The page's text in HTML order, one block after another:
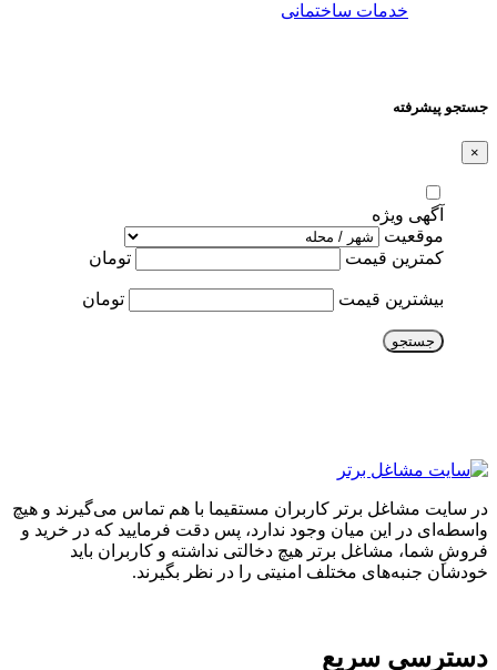
خدمات ساختمانی
جستجو پیشرفته
×
آگهی ویژه
موقعیت
کمترین قیمت
تومان
بیشترین قیمت تومان
جستجو
در سایت مشاغل برتر کاربران مستقیما با هم تماس می‌گیرند و هیچ
واسطه‌ای در این میان وجود ندارد، پس دقت فرمایید که در خرید و
فروشِ شما، مشاغل برتر هیچ دخالتی نداشته و کاربران باید
خودشان جنبه‌های مختلف امنیتی را در نظر بگیرند.
دسترسی سریع